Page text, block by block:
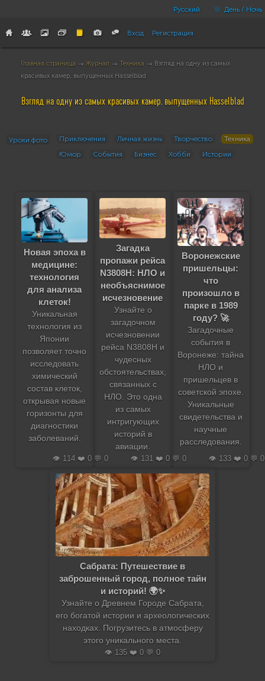
Русский День / Ночь
Вход Регистрация
Главная страница → Журнал → Техника → Взгляд на одну из самых
красивых камер, выпущенных Hasselblad
Взгляд на одну из самых красивых камер, выпущенных Hasselblad
Уроки фото Приключения Личная жизнь Творчество
Техника
Юмор
События Бизнес Хобби Истории
Новая эпоха в
медицине:
технология
для анализа
клеток!
Уникальная
технология из
Японии
позволяет точно
исследовать
химический
состав клеток,
открывая новые
горизонты для
диагностики
заболеваний.
👁️ 114 ❤️ 0 💬 0
Загадка
пропажи рейса
N3808H: НЛО и
необъяснимое
исчезновение
Узнайте о
загадочном
исчезновении
рейса N3808H и
чудесных
обстоятельствах,
связанных с
НЛО. Это одна
из самых
интригующих
историй в
авиации.
👁️ 131 ❤️ 0 💬 0
Воронежские
пришельцы:
что
произошло в
парке в 1989
году? 🚀
Загадочные
события в
Воронеже: тайна
НЛО и
пришельцев в
советской эпохе.
Уникальные
свидетельства и
научные
расследования.
👁️ 133 ❤️ 0 💬 0
Сабрата: Путешествие в
заброшенный город, полное тайн
и историй! 🌍✨
Узнайте о Древнем Городе Сабрата,
его богатой истории и археологических
находках. Погрузитесь в атмосферу
этого уникального места.
👁️ 135 ❤️ 0 💬 0